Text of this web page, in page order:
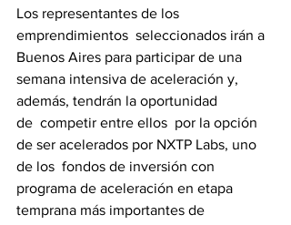
Los representantes de los
emprendimientos  seleccionados irán a
Buenos Aires para participar de una
semana intensiva de aceleración y,
además, tendrán la oportunidad
de  competir entre ellos  por la opción
de ser acelerados por NXTP Labs, uno
de los  fondos de inversión con
programa de aceleración en etapa
temprana más importantes de